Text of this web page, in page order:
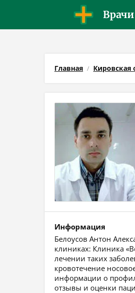
Врачи
Главная Кировская
Информация
Белоусов Антон
клиниках: Клиника
лечении таких
кровотечение
информации о
отзывы и оценки